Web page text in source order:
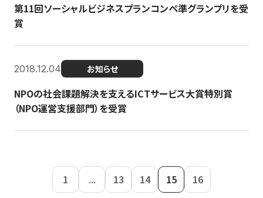
第11回ソーシャルビジネスプランコンペ準グランプリを受
賞
2018.12.04 お知らせ
NPOの社会課題解決を支えるICTサービス大賞特別賞
（NPO運営支援部門）を受賞
1 ... 13 14 15 16